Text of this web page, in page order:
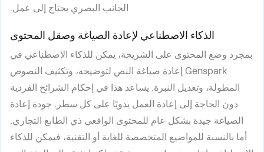
الجانب البصري يحتاج إلى عمل.
الذكاء الاصطناعي لإعادة الصياغة وصقل المحتوى
بمجرد وضع المحتوى على الشريحة، يمكن للذكاء الاصطناعي في
Genspark إعادة صياغة النص لتوضيحه، وتكثيف النصوص
المطولة، وتعديل النبرة. يساعد هذا في إحكام الشرائح الفردية
دون الحاجة إلى إعادة العمل يدويًا على كل سطر. جودة إعادة
الصياغة جيدة بشكل عام للمحتوى الواقعي ذي الطابع التجاري.
أما بالنسبة للمواضيع المتخصصة للغاية أو التقنية، فيمكن للذكاء